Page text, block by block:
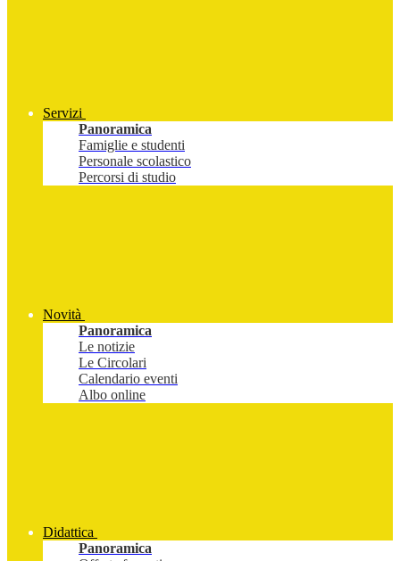
Servizi
Panoramica
Famiglie e studenti
Personale scolastico
Percorsi di studio
Novità
Panoramica
Le notizie
Le Circolari
Calendario eventi
Albo online
Didattica
Panoramica